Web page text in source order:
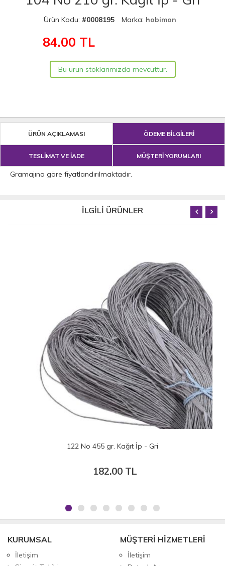
Ürün Kodu: #0008195 Marka: hobimon
84.00 TL
Bu ürün stoklarımızda mevcuttur.
ÜRÜN AÇIKLAMASI ÖDEME BİLGİLERİ
TESLİMAT VE İADE MÜŞTERİ YORUMLARI
Gramajına göre fiyatlandırılmaktadır.
İLGİLİ ÜRÜNLER
122 No 455 gr. Kağıt İp - Gri
KURUMSAL
İletişim
MÜŞTERİ HİZMETLERİ
İletişim